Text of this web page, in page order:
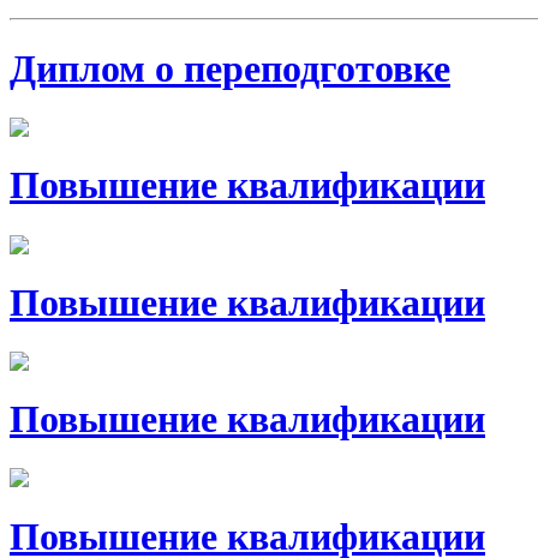
Диплом о переподготовке
Повышение квалификации
Повышение квалификации
Повышение квалификации
Повышение квалификации